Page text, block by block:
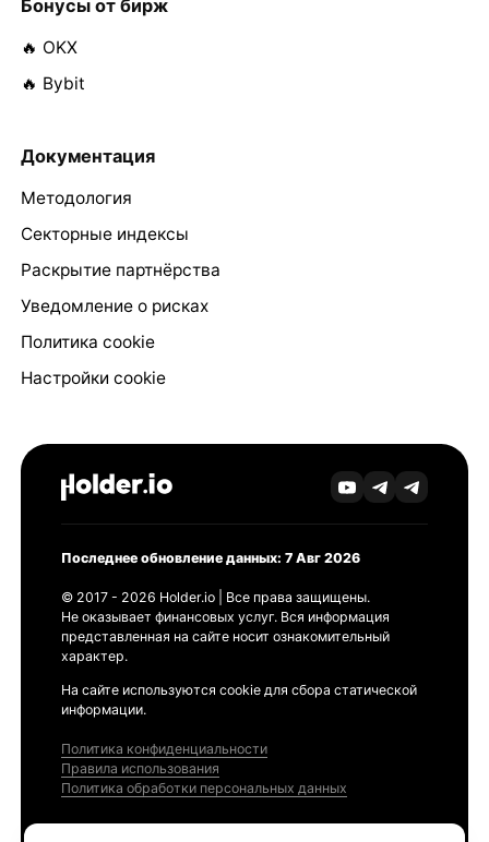
Бонусы от бирж
🔥 OKX
🔥 Bybit
Документация
Методология
Секторные индексы
Раскрытие партнёрства
Уведомление о рисках
Политика cookie
Настройки cookie
Последнее обновление данных: 7 Авг 2026
© 2017 - 2026 Holder.io | Все права защищены.
Не оказывает финансовых услуг. Вся информация
представленная на сайте носит ознакомительный
характер.
На сайте используются cookie для сбора статической
информации.
Политика конфиденциальности
Правила использования
Политика обработки персональных данных